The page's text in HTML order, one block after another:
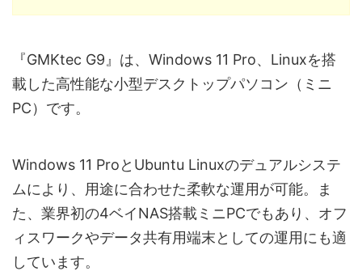
『GMKtec G9』は、Windows 11 Pro、Linuxを搭
載した高性能な小型デスクトップパソコン（ミニ
PC）です。
Windows 11 ProとUbuntu Linuxのデュアルシステ
ムにより、用途に合わせた柔軟な運用が可能。ま
た、業界初の4ベイNAS搭載ミニPCでもあり、オフ
ィスワークやデータ共有用端末としての運用にも適
しています。